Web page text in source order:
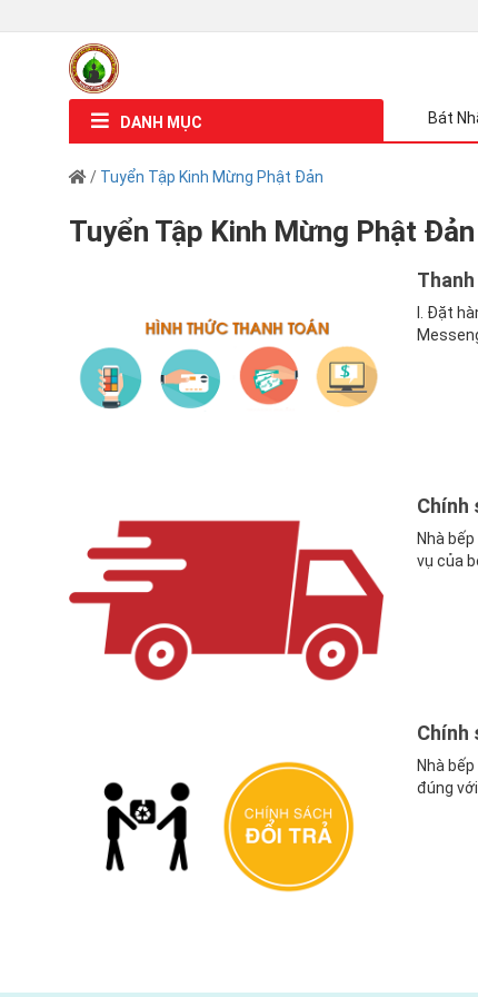
DANH MỤC Bát
/ Tuyển Tập Kinh Mừng Phật Đản
Tuyển Tập Kinh Mừng Phật Đản
I. Đặt
Chính
Nhà
vụ của
Chính
Nhà
đúng